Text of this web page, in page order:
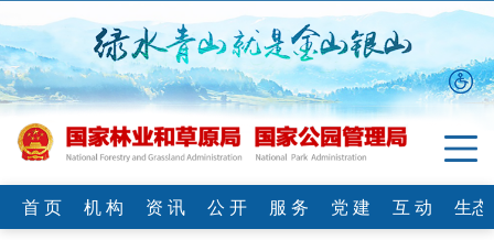
首 页 机 构 资 讯 公 开 服 务 党 建 互 动
生